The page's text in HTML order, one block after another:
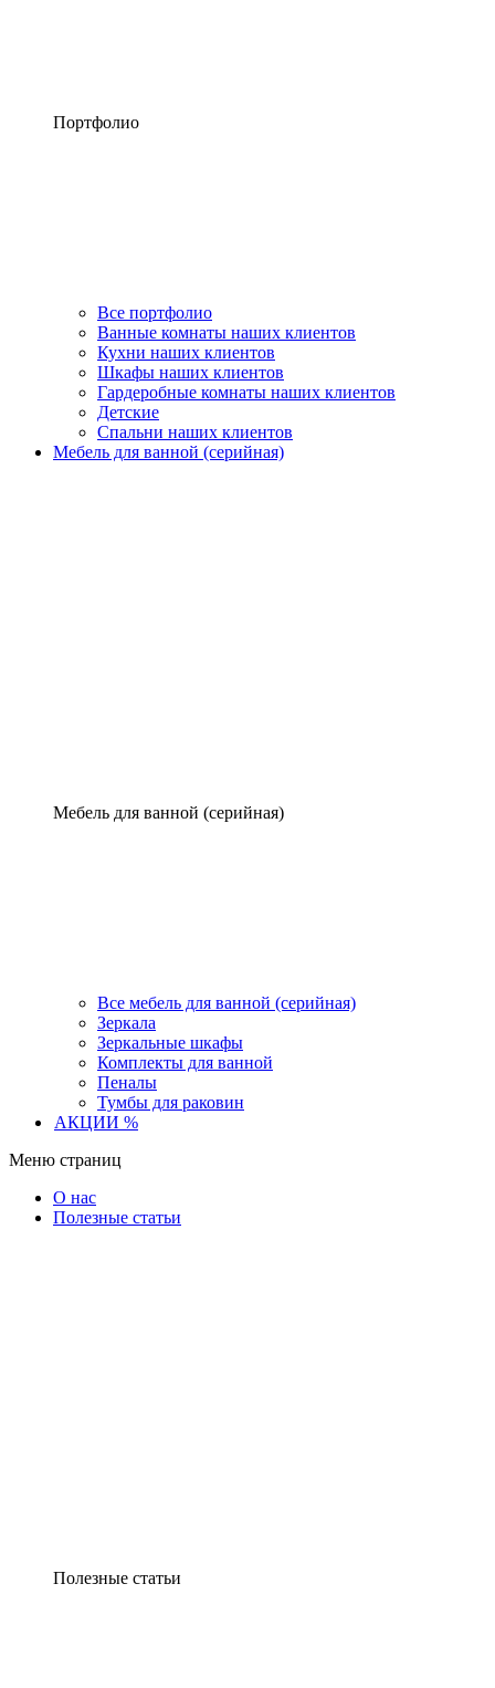
Портфолио
Все портфолио
Ванные комнаты наших клиентов
Кухни наших клиентов
Шкафы наших клиентов
Гардеробные комнаты наших клиентов
Детские
Спальни наших клиентов
Мебель для ванной (серийная)
Мебель для ванной (серийная)
Все мебель для ванной (серийная)
Зеркала
Зеркальные шкафы
Комплекты для ванной
Пеналы
Тумбы для раковин
АКЦИИ %
Меню страниц
О нас
Полезные статьи
Полезные статьи